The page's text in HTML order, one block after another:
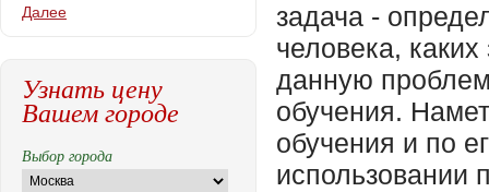
Далее
Узнать цену
Вашем городе
Выбор города